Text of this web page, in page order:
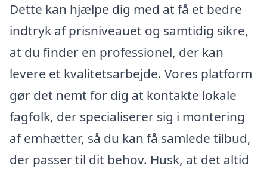
Dette kan hjælpe dig med at få et bedre
indtryk af prisniveauet og samtidig sikre,
at du finder en professionel, der kan
levere et kvalitetsarbejde. Vores platform
gør det nemt for dig at kontakte lokale
fagfolk, der specialiserer sig i montering
af emhætter, så du kan få samlede tilbud,
der passer til dit behov. Husk, at det altid